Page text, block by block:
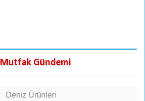
Mutfak Gündemi
Deniz Ürünleri